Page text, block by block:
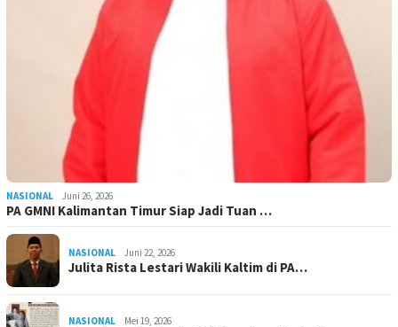
NASIONAL Juni 26, 2026
PA GMNI Kalimantan Timur Siap Jadi Tuan …
NASIONAL Juni 22, 2026
Julita Rista Lestari Wakili Kaltim di PA…
NASIONAL Mei 19, 2026